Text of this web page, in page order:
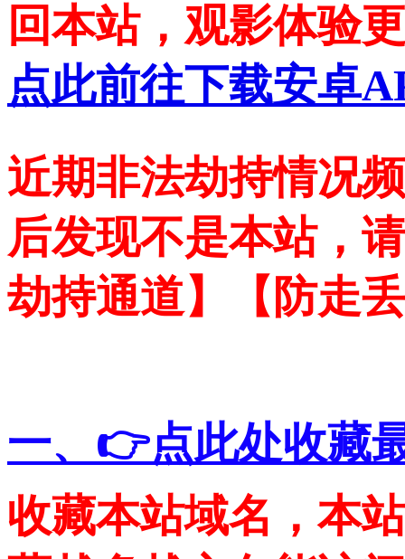
回本站，观影体验
点此前往下载安卓
近期非法劫持情况
后发现不是本站，
劫持通道】【防走
一、👉点此处收藏
收藏本站域名，本